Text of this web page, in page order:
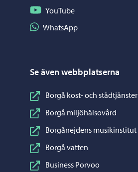
Följ på YouTube
YouTube
Dela på WhatsApp
WhatsApp
Se även webbplatserna
Borgå kost- och städtjänster
Borgå miljöhälsovård
Borgånejdens musikinstitut
Borgå vatten
Business Porvoo